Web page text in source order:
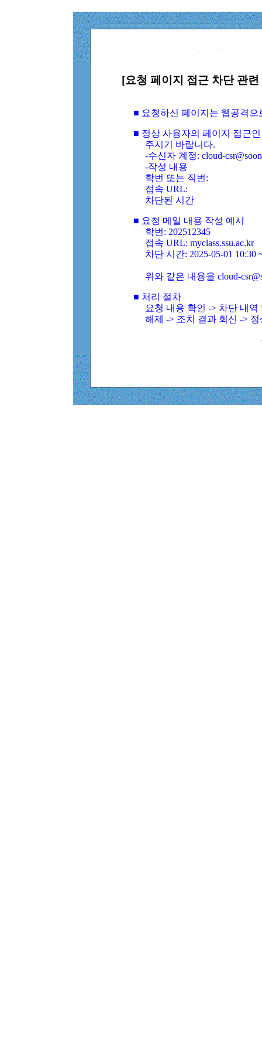
[요청 페이지 접근 차단 관
■ 요청하신 페이지는 웹공격
■ 정상 사용자의 페이지 접근
주시기 바랍니다.
-수신자 계정: cloud-
-작성 내용
학번 또는 직번:
접속 URL:
차단된 시간
■ 요청 메일 내용 작성 예시
학번: 202512345
접속 URL: myclass.ssu.ac.kr
차단 시간: 2025-05-01 10:30
위와 같은 내용을 cloud-
■ 처리 절차
요청 내용 확인 -> 차단 내
해제 -> 조치 결과 회신 ->